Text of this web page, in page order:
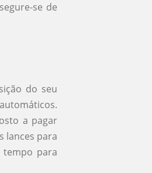
se de
do seu
a pagar
lances para
para